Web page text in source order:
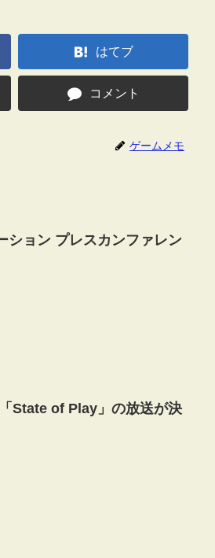
はてブ
コメント
ゲームメモ
ション プレスカンファレン
State of Play」の放送が決